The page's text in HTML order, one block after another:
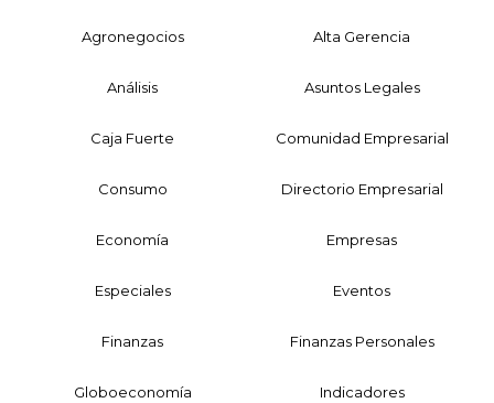
Agronegocios Alta Gerencia
Análisis Asuntos Legales
Caja Fuerte Comunidad Empresarial
Consumo Directorio Empresarial
Economía Empresas
Especiales Eventos
Finanzas Finanzas Personales
Globoeconomía Indicadores